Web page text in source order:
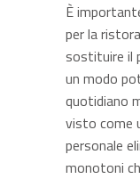
È
per la
sostituire il
un modo
quotidiano
visto come
personale
monotoni